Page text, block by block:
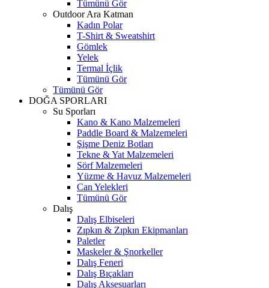
Tümünü Gör
Outdoor Ara Katman
Kadın Polar
T-Shirt & Sweatshirt
Gömlek
Yelek
Termal İçlik
Tümünü Gör
Tümünü Gör
DOĞA SPORLARI
Su Sporları
Kano & Kano Malzemeleri
Paddle Board & Malzemeleri
Şişme Deniz Botları
Tekne & Yat Malzemeleri
Sörf Malzemeleri
Yüzme & Havuz Malzemeleri
Can Yelekleri
Tümünü Gör
Dalış
Dalış Elbiseleri
Zıpkın & Zıpkın Ekipmanları
Paletler
Maskeler & Şnorkeller
Dalış Feneri
Dalış Bıçakları
Dalış Aksesuarları